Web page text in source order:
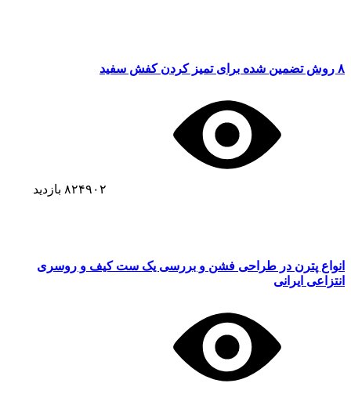
۸ روش تضمین شده برای تمیز کردن کفش سفید
۸۲۴۹۰۲ بازدید
انواع پترن در طراحی فشن و بررسی یک ست کیف و روسری
انتزاعی ایرانی